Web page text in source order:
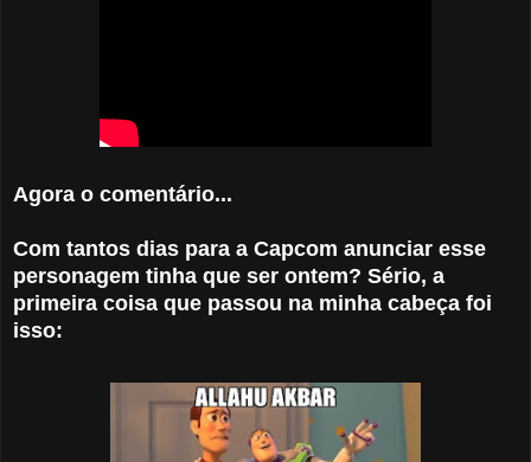
Agora o comentário...
Com tantos dias para a Capcom anunciar esse
personagem tinha que ser ontem? Sério, a
primeira coisa que passou na minha cabeça foi
isso: